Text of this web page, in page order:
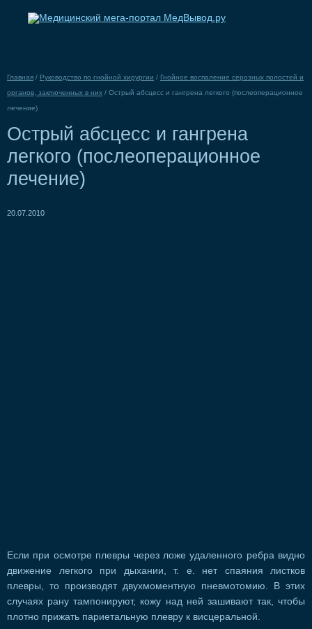
Главная / Руководство по гнойной хирургии / Гнойное воспаление серозных полостей и
органов, заключенных в них / Острый абсцесс и гангрена легкого (послеоперационное
лечение)
Острый абсцесс и гангрена
легкого (послеоперационное
лечение)
20.07.2010
Если при осмотре плевры через ложе удаленного ребра видно
движение легкого при дыхании, т. е. нет спаяния листков
плевры, то производят двухмоментную пневмотомию. В этих
случаях рану тампонируют, кожу над ней зашивают так, чтобы
плотно прижать париетальную плевру к висцеральной.